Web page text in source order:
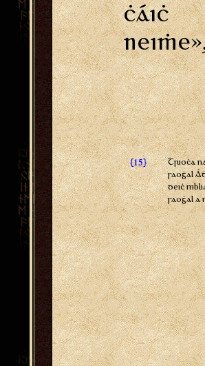
ċáiċ
{15}
Trioċa
saoġal
deiċ
saoġal a